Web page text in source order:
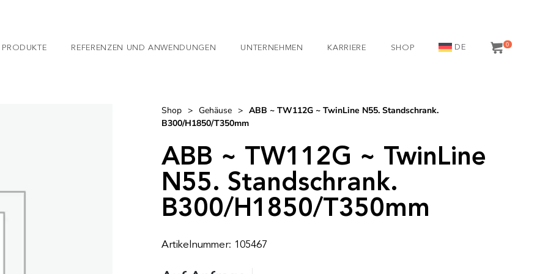
REFERENZEN UND ANWENDUNGEN UNTERNEHMEN KARRIERE SHOP DE 0
Shop > Gehäuse > ABB ~ TW112G ~ TwinLine N55. Standschrank.
B300/H1850/T350mm
ABB ~ TW112G ~ TwinLine
N55. Standschrank.
B300/H1850/T350mm
Artikelnummer: 105467